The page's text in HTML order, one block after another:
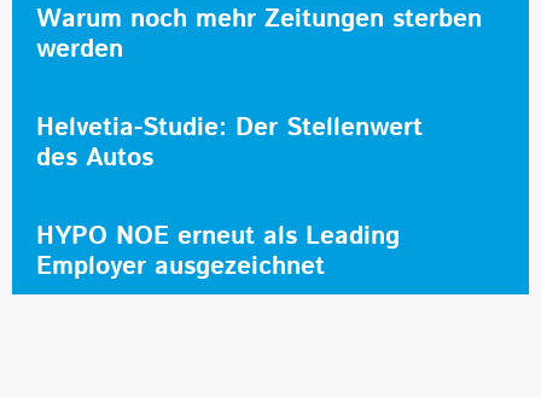
Warum noch mehr Zeitungen sterben
werden
Helvetia-Studie: Der Stellenwert
des Autos
HYPO NOE erneut als Leading
Employer ausgezeichnet